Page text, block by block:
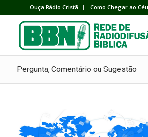
Ouça Rádio Cristã Como Chegar ao Céu
Pergunta, Comentário ou Sugestão